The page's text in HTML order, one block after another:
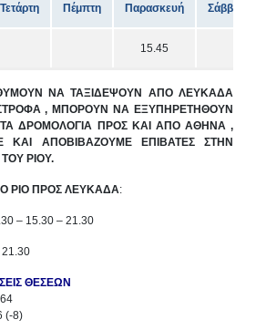
Τετάρτη Πέμπτη Παρασκευή Σάββατο
15.45
ΝΑ ΤΑΞΙΔΕΨΟΥΝ ΑΠΟ ΛΕΥΚΑΔΑ
, ΜΠΟΡΟΥΝ ΝΑ ΕΞΥΠΗΡΕΤΗΘΟΥΝ
ΔΡΟΜΟΛΟΓΙΑ ΠΡΟΣ ΚΑΙ ΑΠΟ ΑΘΗΝΑ ,
ΚΑΙ ΑΠΟΒΙΒΑΖΟΥΜΕ ΕΠΙΒΑΤΕΣ ΣΤΗΝ
ΡΙΟΥ.
ΡΙΟ ΠΡΟΣ ΛΕΥΚΑΔΑ:
– 15.30 – 21.30
21.30
ΘΕΣΕΩΝ
(-8)